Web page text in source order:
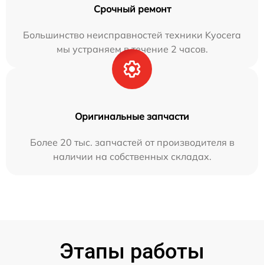
Срочный ремонт
Большинство неисправностей техники Kyocera
мы устраняем в течение 2 часов.
Оригинальные запчасти
Более 20 тыс. запчастей от производителя в
наличии на собственных складах.
Этапы работы